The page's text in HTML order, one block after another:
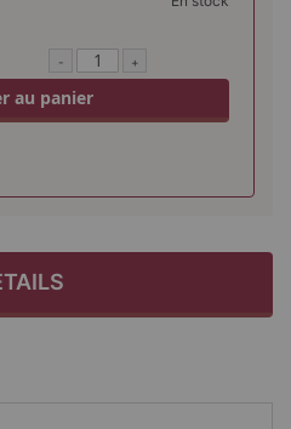
- +
au panier